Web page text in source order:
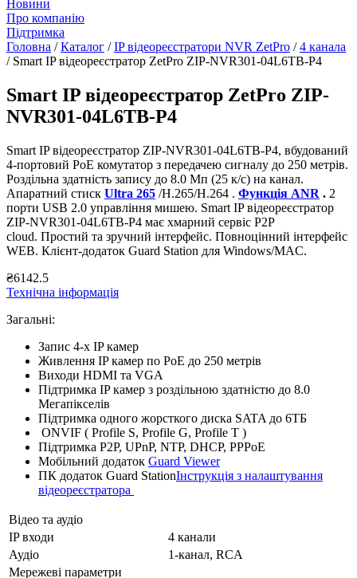
Новини
Про компанію
Підтримка
Головна / Каталог / IP відеореєстратори NVR ZetPro / 4 канала
/ Smart IP відеореєстратор ZetPro ZIP-NVR301-04L6TB-P4
Smart IP відеореєстратор ZetPro ZIP-
NVR301-04L6TB-P4
Smart IP відеореєстратор ZIP-NVR301-04L6TB-P4, вбудований
4-портовий PoE комутатор з передачею сигналу до 250 метрів.
Роздільна здатність запису до 8.0 Mп (25 к/с) на канал.
Апаратний стиск Ultra 265 /H.265/H.264 . Функція ANR . 2
порти USB 2.0 управління мишею. Smart IP відеореєстратор
ZIP-NVR301-04L6TB-P4 має хмарний сервіс P2P
cloud. Простий та зручний інтерфейс. Повноцінний інтерфейс
WEB. Клієнт-додаток Guard Station для Windows/MAC.
₴6142.5
Технічна інформація
Загальні:
Запис 4-х IP камер
Живлення IP камер по PoE до 250 метрів
Виходи HDMI та VGA
Підтримка IP камер з роздільною здатністю до 8.0
Мегапікселів
Підтримка одного жорсткого диска SATA до 6ТБ
ONVIF ( Profile S, Profile G, Profile T )
Підтримка P2P, UPnP, NTP, DHCP, PPPoE
Мобільний додаток Guard Viewer
ПК додаток Guard StationІнструкція з налаштування
відеореєстратора
Відео та аудіо
IP входи
4 канали
Аудіо
1-канал, RCA
Мережеві параметри